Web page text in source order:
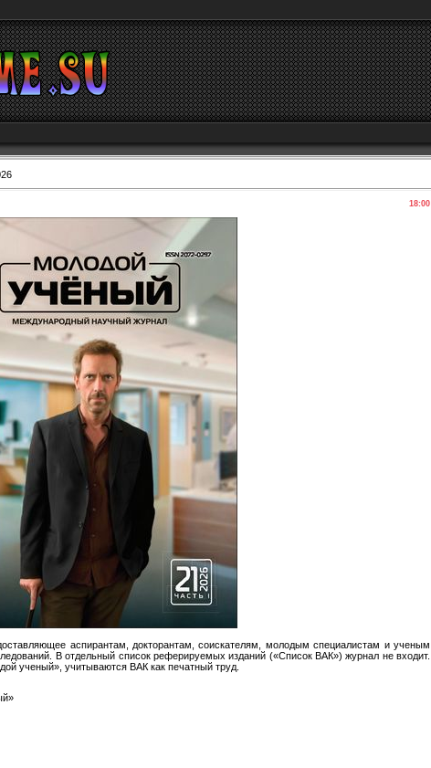
18:00
аспирантам, докторантам, соискателям, молодым специалистам и ученым
В отдельный список реферируемых изданий («Список ВАК») журнал не входит.
ученый», учитываются ВАК как печатный труд.